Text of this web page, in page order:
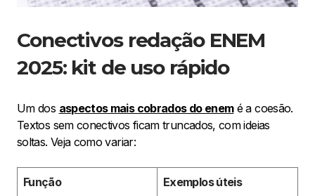
Conectivos redação ENEM
2025: kit de uso rápido
Um dos aspectos mais cobrados do enemé a coesão.
Textos sem conectivos ficam truncados, com ideias
soltas. Veja como variar:
Função Exemplos úteis